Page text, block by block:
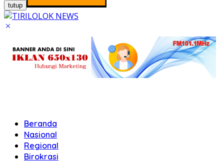
tutup
Beranda
Nasional
Regional
Birokrasi